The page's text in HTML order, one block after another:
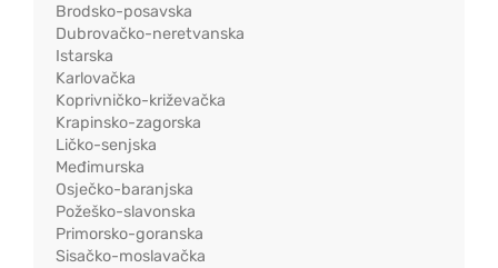
Brodsko-posavska
Dubrovačko-neretvanska
Istarska
Karlovačka
Koprivničko-križevačka
Krapinsko-zagorska
Ličko-senjska
Međimurska
Osječko-baranjska
Požeško-slavonska
Primorsko-goranska
Sisačko-moslavačka